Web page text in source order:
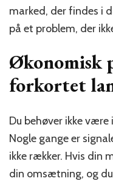
marked, der findes i
på et problem, der
Økonomisk
forkortet
Du behøver ikke
Nogle gange er
ikke rækker. Hvis din
din omsætning, og